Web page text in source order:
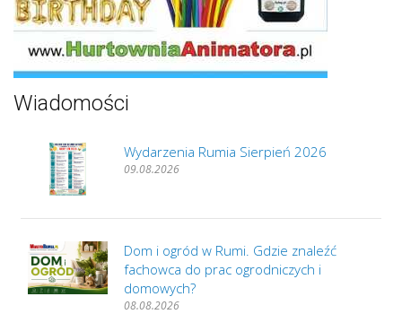
Wiadomości
Wydarzenia Rumia Sierpień 2026
09.08.2026
Dom i ogród w Rumi. Gdzie znaleźć
fachowca do prac ogrodniczych i
domowych?
08.08.2026